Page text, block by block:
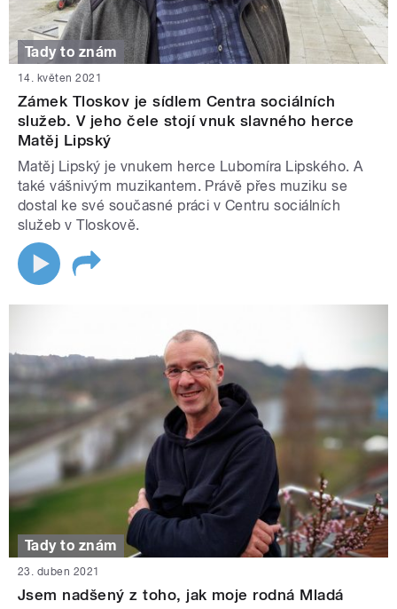
Tady to znám
14. květen 2021
Zámek Tloskov je sídlem Centra sociálních
služeb. V jeho čele stojí vnuk slavného herce
Matěj Lipský
Matěj Lipský je vnukem herce Lubomíra Lipského. A
také vášnivým muzikantem. Právě přes muziku se
dostal ke své současné práci v Centru sociálních
služeb v Tloskově.
Tady to znám
23. duben 2021
Jsem nadšený z toho, jak moje rodná Mladá